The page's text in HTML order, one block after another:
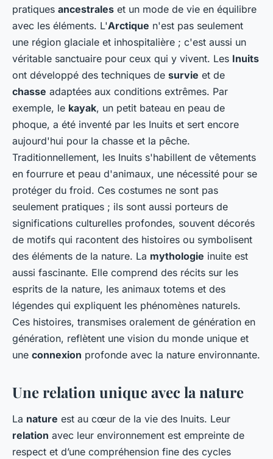
pratiques ancestrales et un mode de vie en équilibre
avec les éléments. L'Arctique n'est pas seulement
une région glaciale et inhospitalière ; c'est aussi un
véritable sanctuaire pour ceux qui y vivent. Les Inuits
ont développé des techniques de survie et de
chasse adaptées aux conditions extrêmes. Par
exemple, le kayak, un petit bateau en peau de
phoque, a été inventé par les Inuits et sert encore
aujourd'hui pour la chasse et la pêche.
Traditionnellement, les Inuits s'habillent de vêtements
en fourrure et peau d'animaux, une nécessité pour se
protéger du froid. Ces costumes ne sont pas
seulement pratiques ; ils sont aussi porteurs de
significations culturelles profondes, souvent décorés
de motifs qui racontent des histoires ou symbolisent
des éléments de la nature. La mythologie inuite est
aussi fascinante. Elle comprend des récits sur les
esprits de la nature, les animaux totems et des
légendes qui expliquent les phénomènes naturels.
Ces histoires, transmises oralement de génération en
génération, reflètent une vision du monde unique et
une connexion profonde avec la nature environnante.
Une relation unique avec la nature
La nature est au cœur de la vie des Inuits. Leur
relation avec leur environnement est empreinte de
respect et d’une compréhension fine des cycles